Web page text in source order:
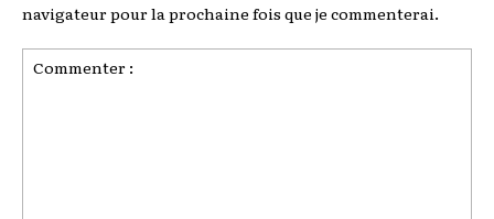
navigateur pour la prochaine fois que je commenterai.